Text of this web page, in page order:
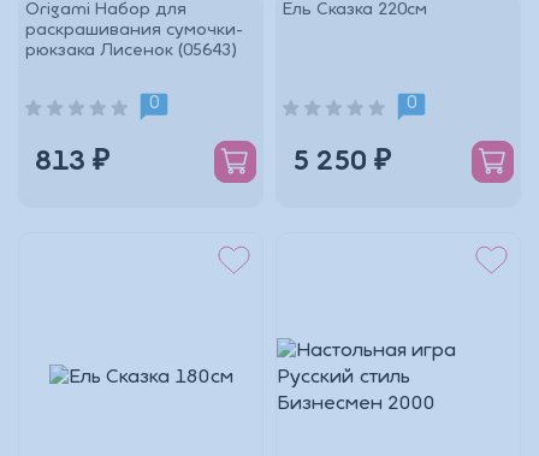
Origami Набор для
раскрашивания сумочки-
рюкзака Лисенок (05643)
0
813 ₽
Ель Сказка 220см
0
5 250 ₽